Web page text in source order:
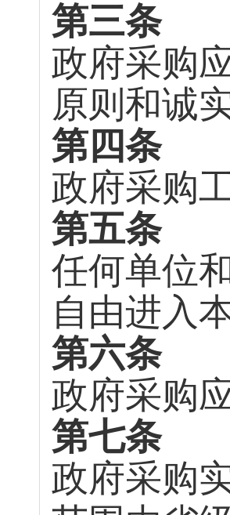
第三条
政府采购
原则和诚
第四条
政府采购
第五条
任何单位
自由进入
第六条
政府采购
第七条
政府采购